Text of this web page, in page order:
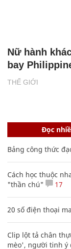
THẾ GIỚI
Nữ hành
bay
Đọc
Bảng công thức
Cách học thuộc
"thần chú"
17
20 số điện thoại
Clip lột tả chân
mèo', người tinh ý